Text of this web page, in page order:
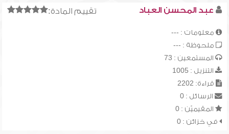
تقييم المادة: عبد المحسن العباد
معلومات : ---
ملحوظة : ---
المستمعين : 73
التنزيل : 1005
قراءة: 2202
الرسائل : 0
المقيميّن : 0
في خزائن : 0